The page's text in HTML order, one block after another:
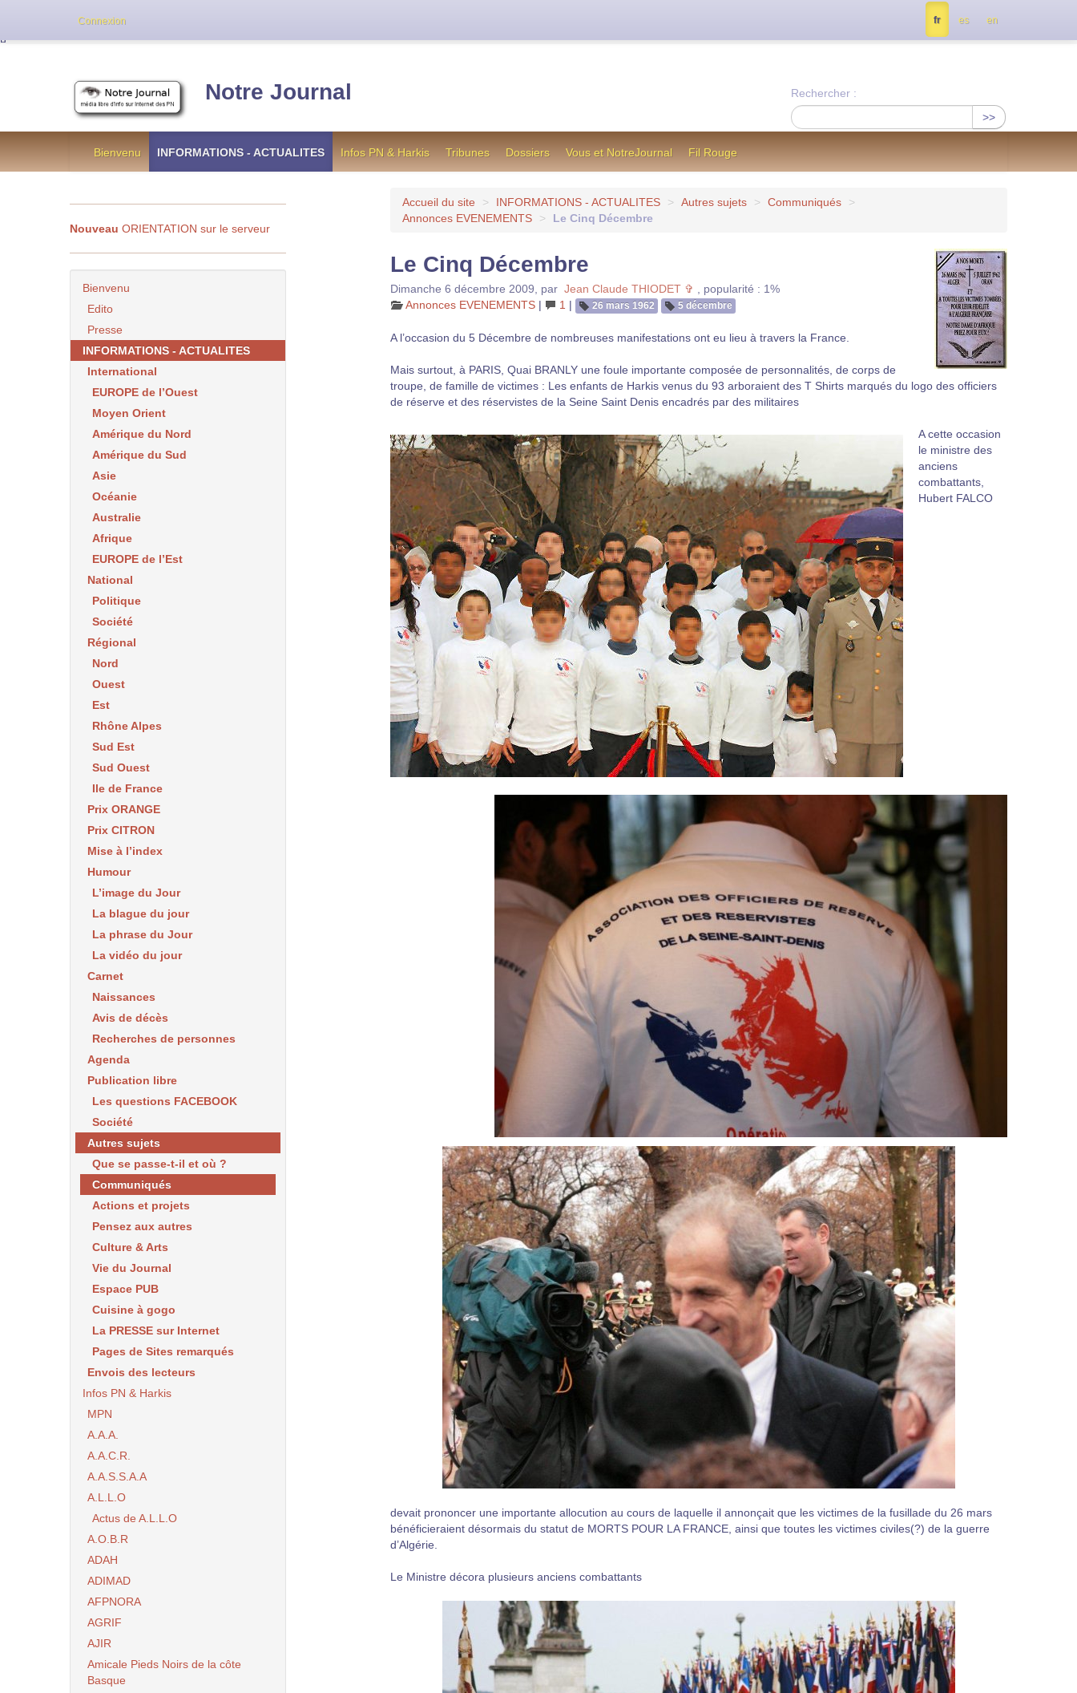
Notre Journal
Rechercher :
>>
Bienvenu INFORMATIONS - ACTUALITES Infos PN & Harkis Tribunes Dossiers Vous et NotreJournal Fil Rouge
Accueil du site > INFORMATIONS - ACTUALITES > Autres sujets > Communiqués
>
Annonces EVENEMENTS
> Le Cinq Décembre
Le Cinq Décembre
Dimanche 6 décembre 2009 par Jean Claude THIODET ✞
popularité : 1%
Annonces EVENEMENTS | 1 | 26 mars 1962 5 décembre
A l’occasion du 5 Décembre de nombreuses manifestations ont eu lieu à travers la France.
Mais surtout, à PARIS, Quai BRANLY une foule importante composée de personnalités, de corps de
troupe, de famille de victimes : Les enfants de Harkis venus du 93 arboraient des T Shirts marqués du logo des officiers
de réserve et des réservistes de la Seine Saint Denis encadrés par des militaires
A cette occasion
le ministre des
anciens
combattants,
Hubert FALCO
devait prononcer une importante allocution au cours de laquelle il annonçait que les victimes de la fusillade du 26 mars
bénéficieraient désormais du statut de MORTS POUR LA FRANCE, ainsi que toutes les victimes civiles(?) de la guerre
d’Algérie.
Le Ministre décora plusieurs anciens combattants
Nouveau ORIENTATION sur le serveur
Bienvenu
Edito
Presse
INFORMATIONS - ACTUALITES
International
EUROPE de l’Ouest
Moyen Orient
Amérique du Nord
Amérique du Sud
Asie
Océanie
Australie
Afrique
EUROPE de l’Est
National
Politique
Société
Régional
Nord
Ouest
Est
Rhône Alpes
Sud Est
Sud Ouest
Ile de France
Prix ORANGE
Prix CITRON
Mise à l’index
Humour
L’image du Jour
La blague du jour
La phrase du Jour
La vidéo du jour
Carnet
Naissances
Avis de décès
Recherches de personnes
Agenda
Publication libre
Les questions FACEBOOK
Société
Autres sujets
Que se passe-t-il et où ?
Communiqués
Actions et projets
Pensez aux autres
Culture & Arts
Vie du Journal
Espace PUB
Cuisine à gogo
La PRESSE sur Internet
Pages de Sites remarqués
Envois des lecteurs
Infos PN & Harkis
MPN
A.A.A.
A.A.C.R.
A.A.S.S.A.A
A.L.L.O
Actus de A.L.L.O
A.O.B.R
ADAH
ADIMAD
AFPNORA
AGRIF
AJIR
Amicale Pieds Noirs de la côte
Basque
Connexion fr es en
Cette version de NotreJournal représente l’ancienne formule utilisée jusqu’en octobre 2012, en cas de difficultés, contactez nous à info@notrejournal.info !